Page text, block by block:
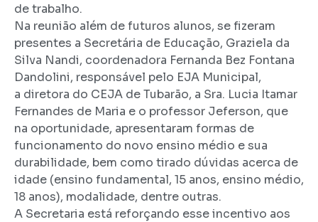
de trabalho.
Na reunião além de futuros alunos, se fizeram
presentes a Secretária de Educação, Graziela da
Silva Nandi, coordenadora Fernanda Bez Fontana
Dandolini, responsável pelo EJA Municipal,
a diretora do CEJA de Tubarão, a Sra. Lucia Itamar
Fernandes de Maria e o professor Jeferson, que
na oportunidade, apresentaram formas de
funcionamento do novo ensino médio e sua
durabilidade, bem como tirado dúvidas acerca de
idade (ensino fundamental, 15 anos, ensino médio,
18 anos), modalidade, dentre outras.
A Secretaria está reforçando esse incentivo aos